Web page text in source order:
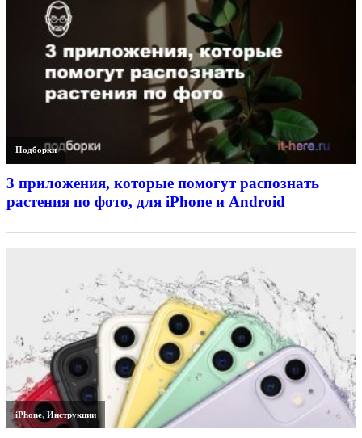
Подборки
3 приложения, которые помогут распознать
растения по фото, для iPhone и Android
iPhone,Инструкции